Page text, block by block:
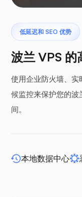
翼手
低延迟和 SEO 优势
波兰 VPS 的
使用企业防火墙、实
候监控来保护您的波
间。
本地数据中心